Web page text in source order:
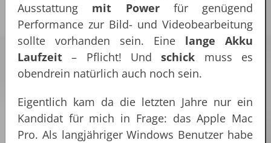
Ausstattung mit Powerfür genügend
Performance zur Bild- und Videobearbeitung
sollte vorhanden sein. Eine lange Akku
Laufzeit – Pflicht! Undschick muss es
obendrein natürlich auch noch sein.
Eigentlich kam da die letzten Jahre nur ein
Kandidat für mich in Frage: das Apple Mac
Pro. Als langjähriger Windows Benutzer habe